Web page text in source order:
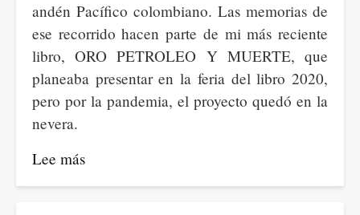
andén Pacífico colombiano. Las memorias de
ese recorrido hacen parte de mi más reciente
libro, ORO PETROLEO Y MUERTE, que
planeaba presentar en la feria del libro 2020,
pero por la pandemia, el proyecto quedó en la
nevera.
Lee más
La